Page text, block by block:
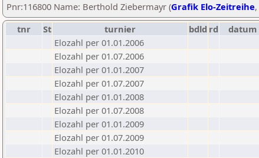
Pnr:116800 Name: Berthold Ziebermayr (Grafik Elo-Zeitreihe,
tnr
St turnier bdld rd datum
Elozahl per 01.01.2006
Elozahl per 01.07.2006
Elozahl per 01.01.2007
Elozahl per 01.07.2007
Elozahl per 01.01.2008
Elozahl per 01.07.2008
Elozahl per 01.01.2009
Elozahl per 01.07.2009
Elozahl per 01.01.2010